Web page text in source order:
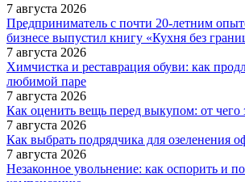
7 августа 2026
Предприниматель с почти 20-летним
бизнесе выпустил книгу «Кухня без
7 августа 2026
Химчистка и реставрация обуви: как
любимой паре
7 августа 2026
Как оценить вещь перед выкупом: от чего
7 августа 2026
Как выбрать подрядчика для озеленения
7 августа 2026
Незаконное увольнение: как оспорить и